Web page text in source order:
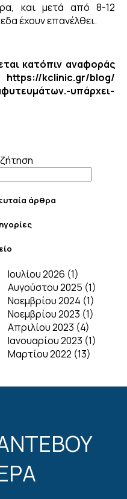
και μετά από 8-12
έχουν επανέλθει.
κατόπιν αναφοράς
https://kclinic.gr/blog/
υπάρχει-
άρθρα
Ιουλίου 2026 (1)
Αυγούστου 2025 (1)
Νοεμβρίου 2024 (1)
Νοεμβρίου 2023 (1)
Απριλίου 2023 (4)
Ιανουαρίου 2023 (1)
Μαρτίου 2022 (13)